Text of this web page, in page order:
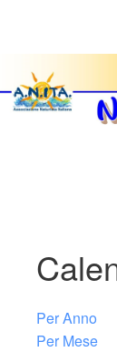
Per Anno
Per Mese